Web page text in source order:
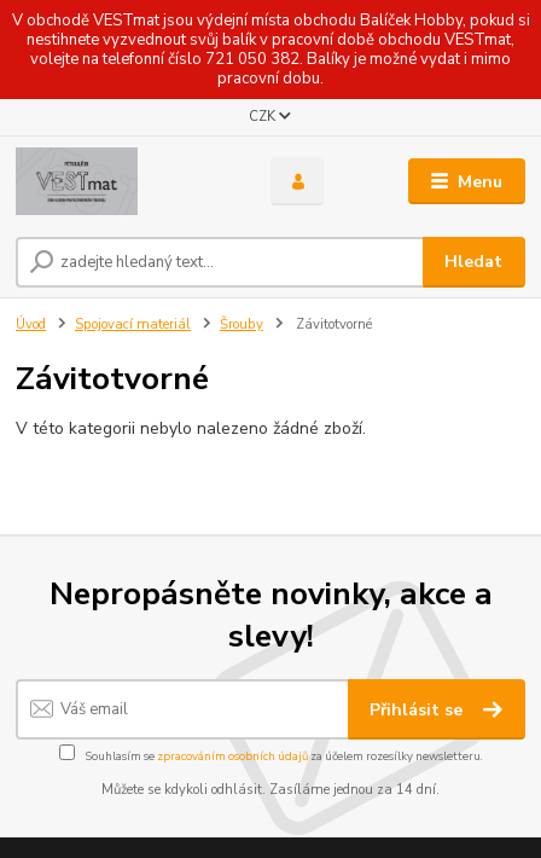
V obchodě VESTmat jsou výdejní místa obchodu Balíček Hobby, pokud si
nestihnete vyzvednout svůj balík v pracovní době obchodu VESTmat,
volejte na telefonní číslo 721 050 382. Balíky je možné vydat i mimo
pracovní dobu.
Menu
CZK
Hledat
Úvod Spojovací materiál Šrouby Závitotvorné
Závitotvorné
V této kategorii nebylo nalezeno žádné zboží.
Nepropásněte novinky, akce a
slevy!
Přihlásit se
Souhlasím se zpracováním osobních údajůza účelem rozesílky newsletteru.
Můžete se kdykoli odhlásit. Zasíláme jednou za 14 dní.